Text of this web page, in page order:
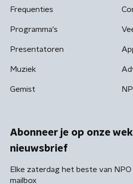
Frequenties
Programma's
Presentatoren
Muziek
Gemist
Abonneer je op onze
nieuwsbrief
Elke zaterdag het beste van NPO
mailbox